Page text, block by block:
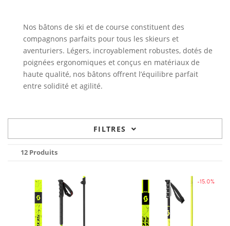
Nos bâtons de ski et de course constituent des
compagnons parfaits pour tous les skieurs et
aventuriers. Légers, incroyablement robustes, dotés de
poignées ergonomiques et conçus en matériaux de
haute qualité, nos bâtons offrent l’équilibre parfait
entre solidité et agilité.
FILTRES
12 Produits
-15.0%